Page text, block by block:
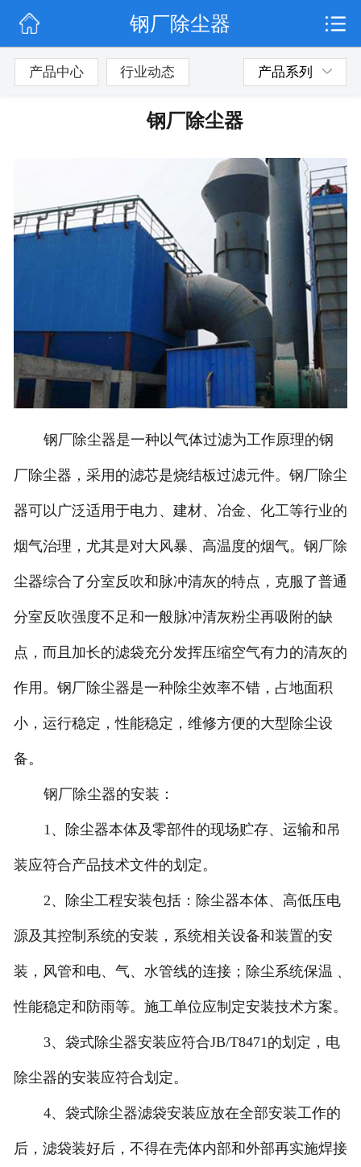
公司简介
联系我们
钢厂除尘器
产品中心 行业动态 产品系列
钢厂除尘器
钢厂除尘器是一种以气体过滤为工作原理的钢
厂除尘器，采用的滤芯是烧结板过滤元件。钢厂除尘
器可以广泛适用于电力、建材、冶金、化工等行业的
烟气治理，尤其是对大风暴、高温度的烟气。钢厂除
尘器综合了分室反吹和脉冲清灰的特点，克服了普通
分室反吹强度不足和一般脉冲清灰粉尘再吸附的缺
点，而且加长的滤袋充分发挥压缩空气有力的清灰的
作用。钢厂除尘器是一种除尘效率不错，占地面积
小，运行稳定，性能稳定，维修方便的大型除尘设
备。
钢厂除尘器的安装：
1、除尘器本体及零部件的现场贮存、运输和吊
装应符合产品技术文件的划定。
2、除尘工程安装包括：除尘器本体、高低压电
源及其控制系统的安装，系统相关设备和装置的安
装，风管和电、气、水管线的连接；除尘系统保温﹑
性能稳定和防雨等。施工单位应制定安装技术方案。
3、袋式除尘器安装应符合JB/T8471的划定，电
除尘器的安装应符合划定。
4、袋式除尘器滤袋安装应放在全部安装工作的
后，滤袋装好后，不得在壳体内部和外部再实施焊接